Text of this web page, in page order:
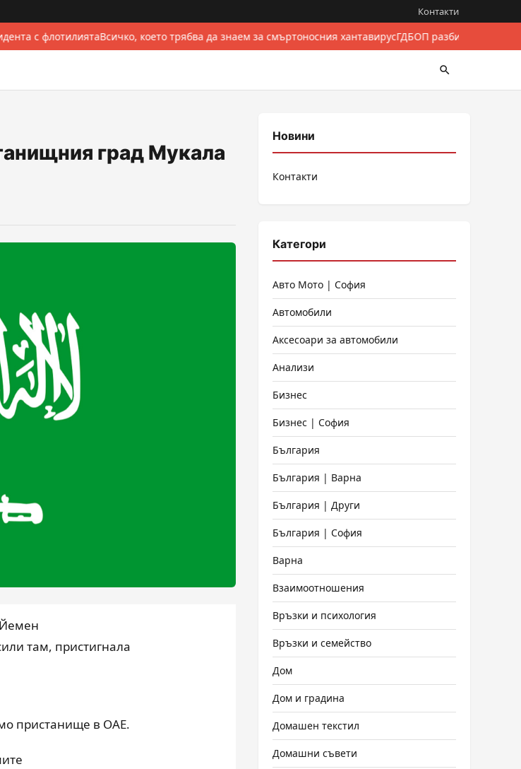
Контакти
с флотилиятаВсичко, което трябва да знаем за смъртоносния хантавирусГДБОП разби
град Мукала
там, пристигнала
пристанище в ОАЕ.
Новини
Контакти
Категори
Авто Мото | София
Автомобили
Аксесоари за автомобили
Анализи
Бизнес
Бизнес | София
България
България | Варна
България | Други
България | София
Варна
Взаимоотношения
Връзки и психология
Връзки и семейство
Дом
Дом и градина
Домашен текстил
Домашни съвети